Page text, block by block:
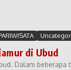
di Ubud
Dalam